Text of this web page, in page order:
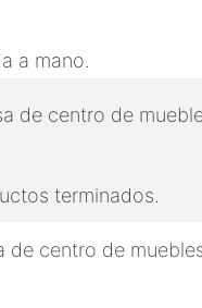
a mano.
terminados.